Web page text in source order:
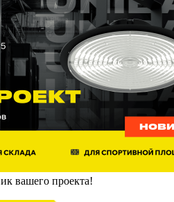
вашего проекта!